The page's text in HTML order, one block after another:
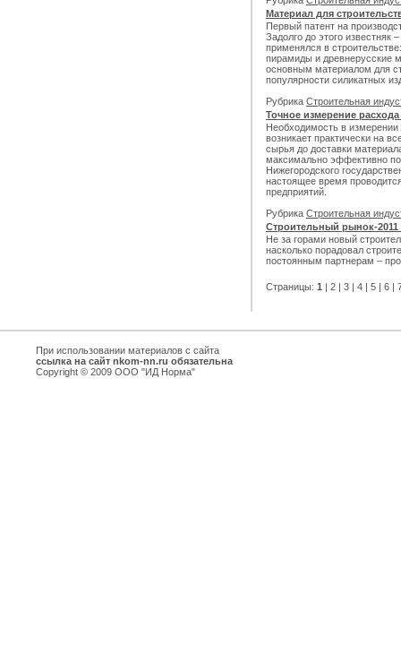
Материал для
Первый патент на
Задолго до этого известняк
применялся в
пирамиды и древнерусские
основным материалом для
популярности силикатных
Рубрика Строительная
Точное измерение
Необходимость в
возникает практически на
сырья до доставки
максимально эффективно
Нижегородского
настоящее время
предприятий.
Рубрика Строительная
Строительный рынок-2011
Не за горами новый
насколько порадовал
постоянным партнерам –
Страницы: 1 | 2 | 3 | 4 | 5 | 6 |
При использовании материалов с сайта
ссылка на сайт nkom-nn.ru обязательна
Copyright © 2009 ООО "ИД Норма"